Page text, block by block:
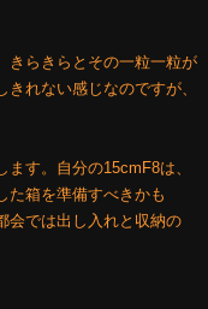
きらきらとその一粒一粒が
れない感じなのですが、
す。自分の15cmF8は、
た箱を準備すべきかも
会では出し入れと収納の